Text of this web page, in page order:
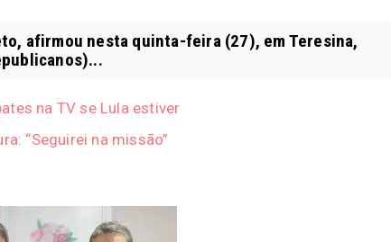
afirmou nesta quinta-feira (27), em Teresina,
na TV se Lula estiver
“Seguirei na missão”